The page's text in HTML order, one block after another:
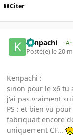
Citer
Kenpachi
Posté(e) le 20
Kenpachi :
sinon pour le x6 tu
j'ai pas vraiment
PS : et bien vu
fabriquait encore
uniquement CF...